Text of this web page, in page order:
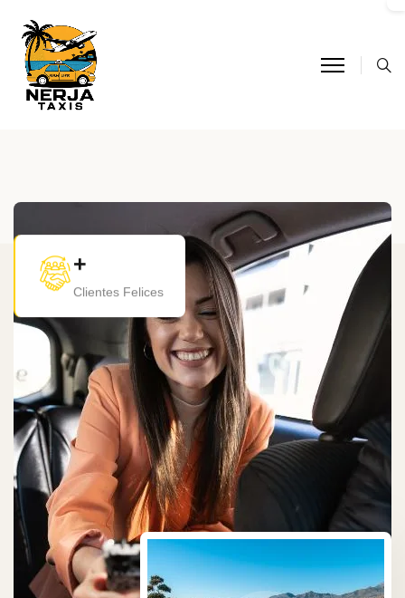
+
Clientes Felices